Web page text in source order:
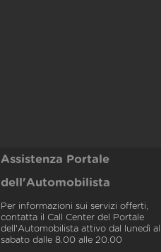
Assistenza Portale
dell'Automobilista
Per informazioni sui servizi offerti,
contatta il Call Center del Portale
dell'Automobilista attivo dal lunedì al
sabato dalle 8.00 alle 20.00